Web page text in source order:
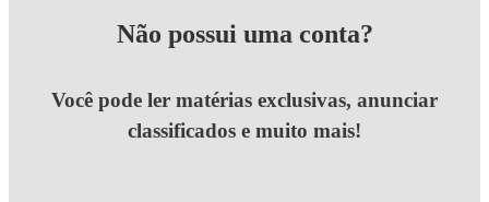
Não possui uma conta?
Você pode ler matérias exclusivas, anunciar
classificados e muito mais!